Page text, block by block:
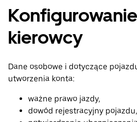
kierowcy
Dane osobowe i dotyczące
utworzenia konta:
ważne prawo jazdy,
dowód rejestracyjny pojazdu,